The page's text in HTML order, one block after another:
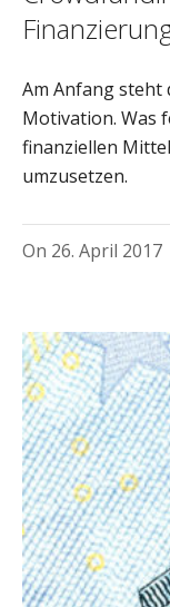
Am Anfang steht
Motivation. Was
finanziellen
umzusetzen.
On 26. April 2017